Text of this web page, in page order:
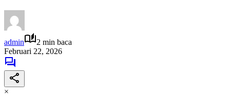
admin
2 min baca
Februari 22, 2026
×